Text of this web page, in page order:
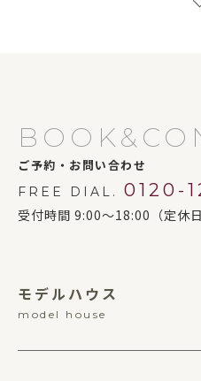
ご予約・お問い合わせ
FREE DIAL. 0120-
受付時間 9:00～18:00（定休日
モデルハウス
model house